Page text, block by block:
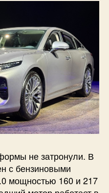
не затронули. В
с бензиновыми
мощностью 160 и 217